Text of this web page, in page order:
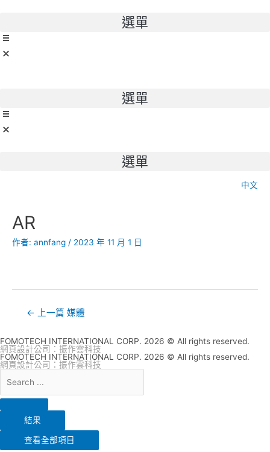
要
內
選單
選單
選單
中文
AR
作者: annfang / 2023 年 11 月 1 日
章
導
覽
← 上一篇 媒體
FOMOTECH INTERNATIONAL CORP. 2026 © All rights reserved.
網頁設計公司 ：振作雲科技
FOMOTECH INTERNATIONAL CORP. 2026 © All rights reserved.
網頁設計公司 ：振作雲科技
結果
查看全部項目